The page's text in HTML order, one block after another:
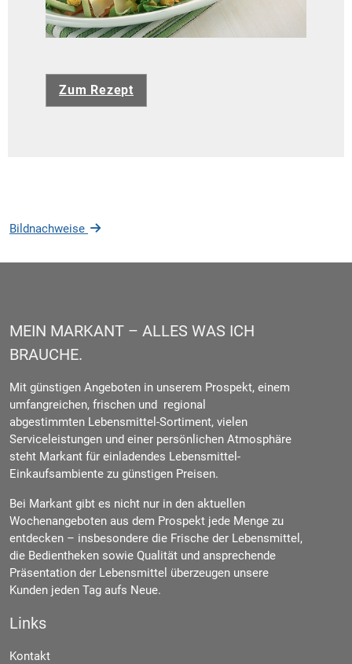
Zum Rezept
Bildnachweise
MEIN MARKANT – ALLES WAS ICH
BRAUCHE.
Mit günstigen Angeboten in unserem Prospekt, einem
umfangreichen, frischen und regional
abgestimmten Lebensmittel-Sortiment, vielen
Serviceleistungen und einer persönlichen Atmosphäre
steht Markant für einladendes Lebensmittel-
Einkaufsambiente zu günstigen Preisen.
Bei Markant gibt es nicht nur in den aktuellen
Wochenangeboten aus dem Prospekt jede Menge zu
entdecken – insbesondere die Frische der Lebensmittel,
die Bedientheken sowie Qualität und ansprechende
Präsentation der Lebensmittel überzeugen unsere
Kunden jeden Tag aufs Neue.
Links
Kontakt